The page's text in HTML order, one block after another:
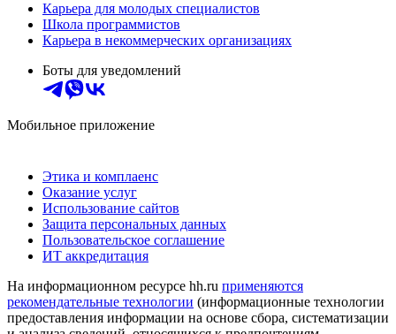
Карьера для молодых специалистов
Школа программистов
Карьера в некоммерческих организациях
Боты для уведомлений
Мобильное приложение
Этика и комплаенс
Оказание услуг
Использование сайтов
Защита персональных данных
Пользовательское соглашение
ИТ аккредитация
На информационном ресурсе hh.ru применяются
рекомендательные технологии (информационные технологии
предоставления информации на основе сбора, систематизации